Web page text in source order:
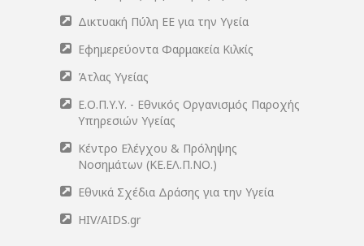
Δικτυακή Πύλη ΕΕ για την Υγεία
Εφημερεύοντα Φαρμακεία Κιλκίς
Άτλας Υγείας
Ε.Ο.Π.Υ.Υ. - Εθνικός Οργανισμός Παροχής
Υπηρεσιών Υγείας
Κέντρο Ελέγχου & Πρόληψης
Νοσημάτων (ΚΕ.ΕΛ.Π.ΝΟ.)
Εθνικά Σχέδια Δράσης για την Υγεία
HIV/AIDS.gr